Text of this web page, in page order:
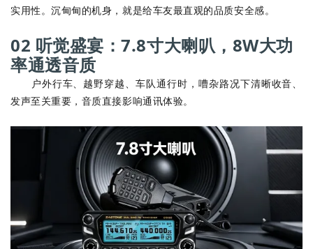
实用性。沉甸甸的机身，就是给车友最直观的品质安全感。
02 听觉盛宴：7.8寸大喇叭，8W大功
率通透音质
户外行车、越野穿越、车队通行时，嘈杂路况下清晰收音、
发声至关重要，音质直接影响通讯体验。